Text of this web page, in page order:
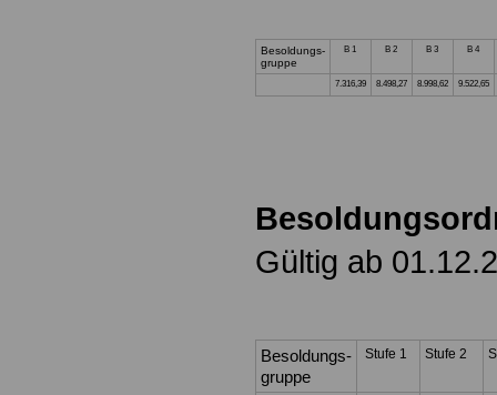
Besoldungs-
gruppe
B 1 B 2 B 3 B 4
7.316,39 8.498,27 8.998,62 9.522,65
Gültig ab
Besoldungs-
gruppe
Stufe 1 Stufe 2